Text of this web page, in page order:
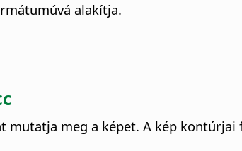
alakítja.
mutatja meg a képet. A kép